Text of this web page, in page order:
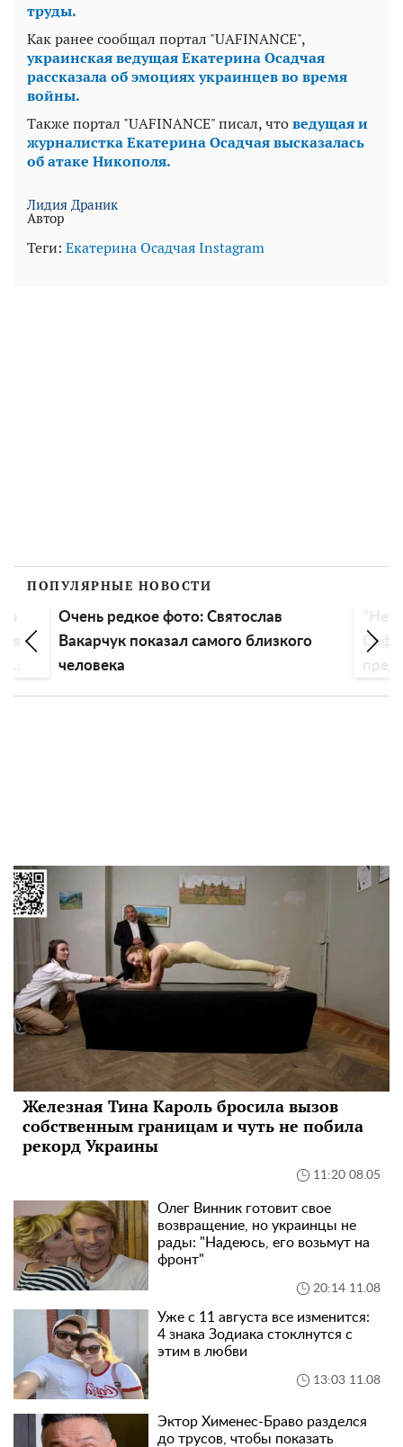
труды.
Как ранее сообщал портал "UAFINANCE",
украинская ведущая Екатерина Осадчая
рассказала об эмоциях украинцев во время
войны.
Также портал "UAFINANCE" писал, чтоведущая и
журналистка Екатерина Осадчая высказалась
об атаке Никополя.
Лидия Драник
Автор
Теги: Екатерина ОсадчаяInstagram
ПОПУЛЯРНЫЕ НОВОСТИ
Очень редкое фото: Святослав
Вакарчук показал самого близкого
человека
Железная Тина Кароль бросила вызов
собственным границам и чуть не побила
рекорд Украины
11:20 08.05
Олег Винник готовит свое
возвращение, но украинцы не
рады: "Надеюсь, его возьмут на
фронт"
20:14 11.08
Уже с 11 августа все изменится:
4 знака Зодиака стоклнутся с
этим в любви
13:03 11.08
Эктор Хименес-Браво разделся
до трусов, чтобы показать